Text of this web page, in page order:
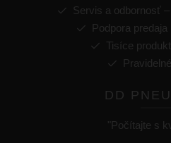
Servis a odbornosť
Podpora
Tisíce
DD
"Počítajte s